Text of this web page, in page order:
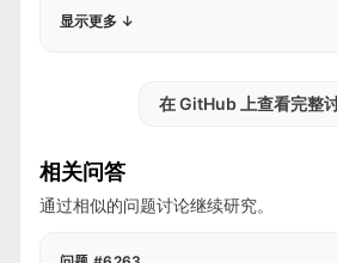
显示更多 ↓
在 GitHub 上查看完整
相关问答
通过相似的问题讨论继续研究。